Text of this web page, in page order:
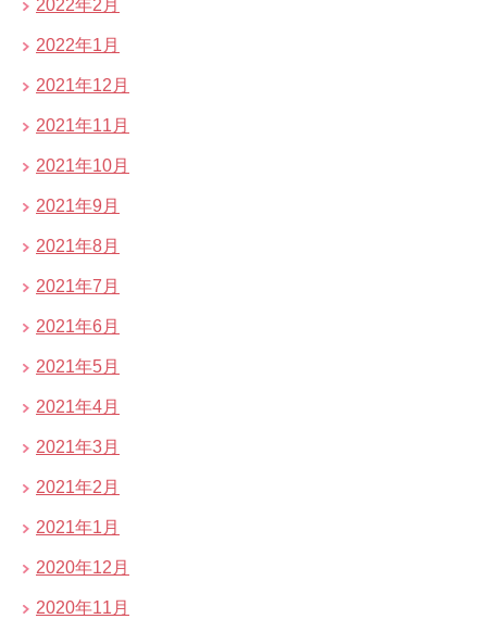
2022年2月
2022年1月
2021年12月
2021年11月
2021年10月
2021年9月
2021年8月
2021年7月
2021年6月
2021年5月
2021年4月
2021年3月
2021年2月
2021年1月
2020年12月
2020年11月